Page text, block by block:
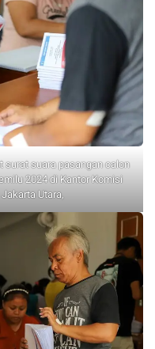
surat suara pasangan calon
2024 di Kantor Komisi
Utara,